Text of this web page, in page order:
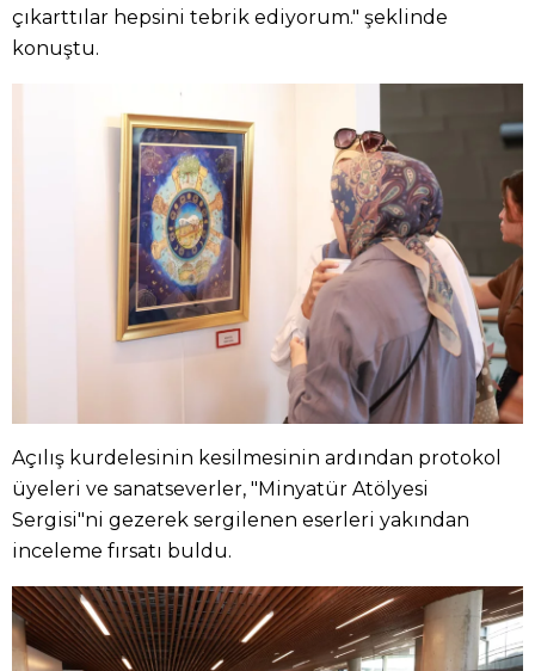
çıkarttılar hepsini tebrik ediyorum." şeklinde
konuştu.
Açılış kurdelesinin kesilmesinin ardından protokol
üyeleri ve sanatseverler, "Minyatür Atölyesi
Sergisi"ni gezerek sergilenen eserleri yakından
inceleme fırsatı buldu.